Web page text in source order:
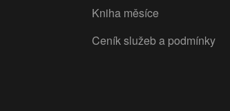
Kniha měsíce
Ceník služeb a podmínky